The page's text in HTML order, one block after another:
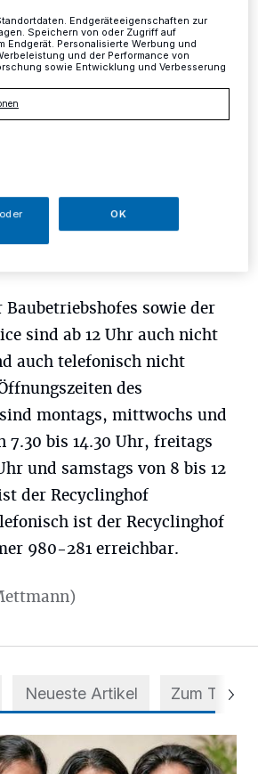
13. Dezember, schließt
der Hammerstraße aufgrund einer
bereits um 12 Uhr.
Baubetriebshofes sowie der
sind ab 12 Uhr auch nicht
auch telefonisch nicht
des
montags, mittwochs und
7.30 bis 14.30 Uhr, freitags
und samstags von 8 bis 12
der Recyclinghof
ist der Recyclinghof
980-281 erreichbar.
Neueste Artikel Zum Thema
der Diakonie hoffen auf Hilfe
Endgeräteeigenschaften zur
Speichern von oder Zugriff auf
Endgerät. Personalisierte Werbung und
und der Performance von
sowie Entwicklung und Verbesserung
OK